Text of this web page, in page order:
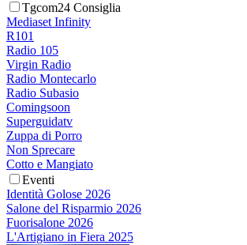
Tgcom24 Consiglia
Mediaset Infinity
R101
Radio 105
Virgin Radio
Radio Montecarlo
Radio Subasio
Comingsoon
Superguidatv
Zuppa di Porro
Non Sprecare
Cotto e Mangiato
Eventi
Identità Golose 2026
Salone del Risparmio 2026
Fuorisalone 2026
L'Artigiano in Fiera 2025